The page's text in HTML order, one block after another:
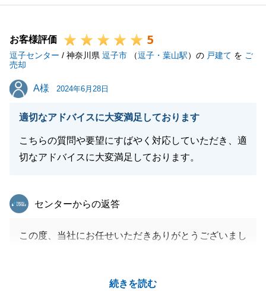
当社全体としてうれしいお言葉もいただきありがとう
また何かご相談事がございましたら、いつでもご連絡
くださいませ。
今後とも、よろしくお願いいたします。
閉じる
お客様評価 5
逗子センター / 神奈川県 逗子市 （逗子・葉山駅）の 戸建て を ご
売却
A様
A様 2024年6月28日
適切なアドバイスに大変満足しております
こちらの質問や要望にすばやく対応していただき、適
切なアドバイスに大変満足しております。
続きを読む
東急リバブル
センターからの返答
この度、当社にお任せいただきありがとうございまし
後までお手伝いすることができうれしく思います。